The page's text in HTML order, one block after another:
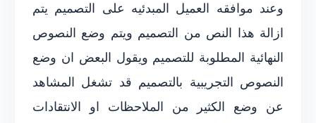
وعند موافقه العميل المبدئيه على التصميم يتم
ازالة هذا النص من التصميم ويتم وضع النصوص
النهائية المطلوبة للتصميم ويقول البعض ان وضع
النصوص التجريبية بالتصميم قد تشغل المشاهد
عن وضع الكثير من الملاحظات او الانتقادات